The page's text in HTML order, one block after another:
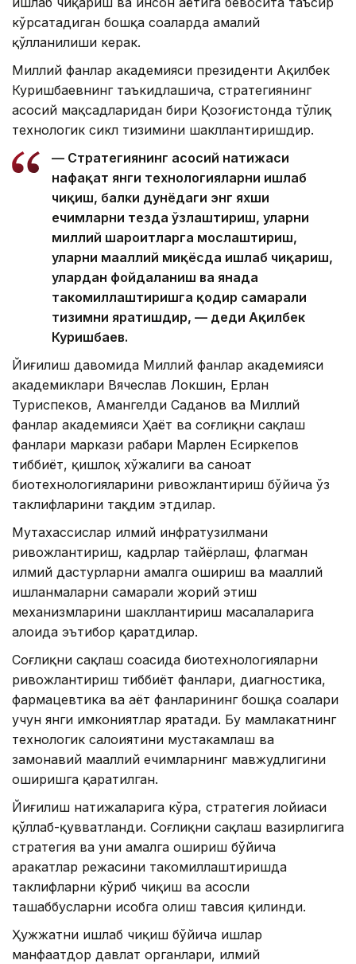
кўрсатадиган бошқа соҳаларда амалий
қўлланилиши керак.
Миллий фанлар академияси президенти Ақилбек
Куришбаевнинг таъкидлашича, стратегиянинг
асосий мақсадларидан бири Қозоғистонда тўлиқ
технологик сикл тизимини шакллантиришдир.
— Стратегиянинг асосий натижаси
нафақат янги технологияларни ишлаб
чиқиш, балки дунёдаги энг яхши
ечимларни тезда ўзлаштириш, уларни
миллий шароитларга мослаштириш,
уларни маҳаллий миқёсда ишлаб чиқариш,
улардан фойдаланиш ва янада
такомиллаштиришга қодир самарали
тизимни яратишдир, — деди Ақилбек
Куришбаев.
Йиғилиш давомида Миллий фанлар академияси
академиклари Вячеслав Локшин, Ерлан
Туриспеков, Амангелди Саданов ва Миллий
фанлар академияси Ҳаёт ва соғлиқни сақлаш
фанлари маркази раҳбари Марлен Есиркепов
тиббиёт, қишлоқ хўжалиги ва саноат
биотехнологияларини ривожлантириш бўйича ўз
таклифларини тақдим этдилар.
Мутахассислар илмий инфратузилмани
ривожлантириш, кадрлар тайёрлаш, флагман
илмий дастурларни амалга ошириш ва маҳаллий
ишланмаларни самарали жорий этиш
механизмларини шакллантириш масалаларига
алоҳида эътибор қаратдилар.
Соғлиқни сақлаш соҳасида биотехнологияларни
ривожлантириш тиббиёт фанлари, диагностика,
фармацевтика ва ҳаёт фанларининг бошқа соҳалари
учун янги имкониятлар яратади. Бу мамлакатнинг
технологик салоҳиятини мустаҳкамлаш ва
замонавий маҳаллий ечимларнинг мавжудлигини
оширишга қаратилган.
Йиғилиш натижаларига кўра, стратегия лойиҳаси
қўллаб-қувватланди. Соғлиқни сақлаш вазирлигига
стратегия ва уни амалга ошириш бўйича
ҳаракатлар режасини такомиллаштиришда
таклифларни кўриб чиқиш ва асосли
ташаббусларни ҳисобга олиш тавсия қилинди.
Ҳужжатни ишлаб чиқиш бўйича ишлар
манфаатдор давлат органлари, илмий